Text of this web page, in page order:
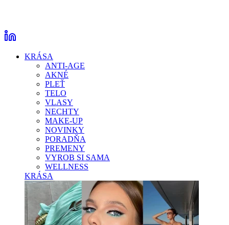
KRÁSA
ANTI-AGE
AKNÉ
PLEŤ
TELO
VLASY
NECHTY
MAKE-UP
NOVINKY
PORADŇA
PREMENY
VYROB SI SAMA
WELLNESS
KRÁSA